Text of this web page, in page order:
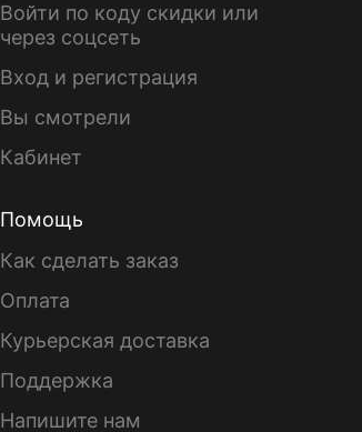
Войти по коду скидки или
через соцсеть
Вход и регистрация
Вы смотрели
Кабинет
Помощь
Как сделать заказ
Оплата
Курьерская доставка
Поддержка
Напишите нам